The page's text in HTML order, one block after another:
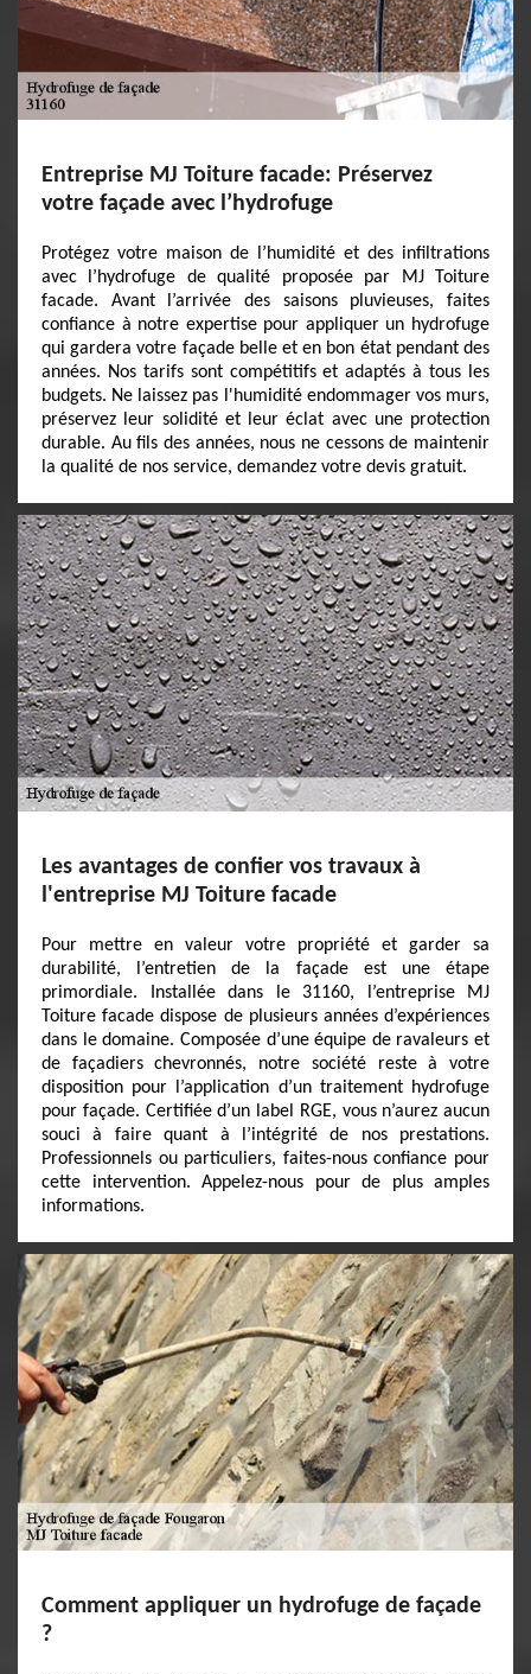
Entreprise MJ Toiture facade: Préservez
votre façade avec l’hydrofuge
Protégez votre maison de l’humidité et des infiltrations
avec l’hydrofuge de qualité proposée par MJ Toiture
facade. Avant l’arrivée des saisons pluvieuses, faites
confiance à notre expertise pour appliquer un hydrofuge
qui gardera votre façade belle et en bon état pendant des
années. Nos tarifs sont compétitifs et adaptés à tous les
budgets. Ne laissez pas l'humidité endommager vos murs,
préservez leur solidité et leur éclat avec une protection
durable. Au fils des années, nous ne cessons de maintenir
la qualité de nos service, demandez votre devis gratuit.
Les avantages de confier vos travaux à
l'entreprise MJ Toiture facade
Pour mettre en valeur votre propriété et garder sa
durabilité, l’entretien de la façade est une étape
primordiale. Installée dans le 31160, l’entreprise MJ
Toiture facade dispose de plusieurs années d’expériences
dans le domaine. Composée d’une équipe de ravaleurs et
de façadiers chevronnés, notre société reste à votre
disposition pour l’application d’un traitement hydrofuge
pour façade. Certifiée d’un label RGE, vous n’aurez aucun
souci à faire quant à l’intégrité de nos prestations.
Professionnels ou particuliers, faites-nous confiance pour
cette intervention. Appelez-nous pour de plus amples
informations.
Comment appliquer un hydrofuge de façade
?